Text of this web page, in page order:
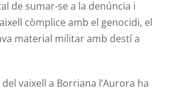
de sumar-se a la denúncia i
còmplice amb el genocidi, el
material militar amb destí a
vaixell a Borriana l’Aurora ha